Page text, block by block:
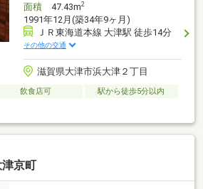
面積47.43m2
1991年12月(築34年9ヶ月)
ＪＲ東海道本線 大津駅 徒歩14分
その他の交通
滋賀県大津市浜大津２丁目
飲食店可
駅から徒歩5分以内
京町